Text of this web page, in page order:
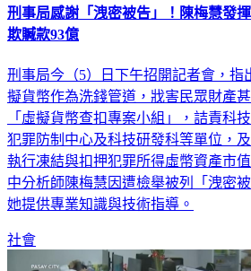
刑事局感謝「洩密被告」！陳梅慧發
欺贓款93億
刑事局今（5）日下午招開記者會，指
擬貨幣作為洗錢管道，戕害民眾財產
「虛擬貨幣查扣專案小組」，詰責科
犯罪防制中心及科技研發科等單位，
執行凍結與扣押犯罪所得虛幣資產市
中分析師陳梅慧因遭檢舉被列「洩密
她提供專業知識與技術指導。
社會